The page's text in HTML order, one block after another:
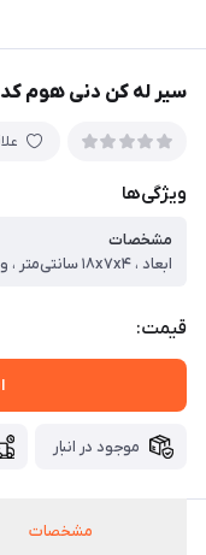
سیر له کن دنی هوم کد DH 2194
ویژگی‌ها
مشخصات
قیمت:
موجود در انبار
مشخصات